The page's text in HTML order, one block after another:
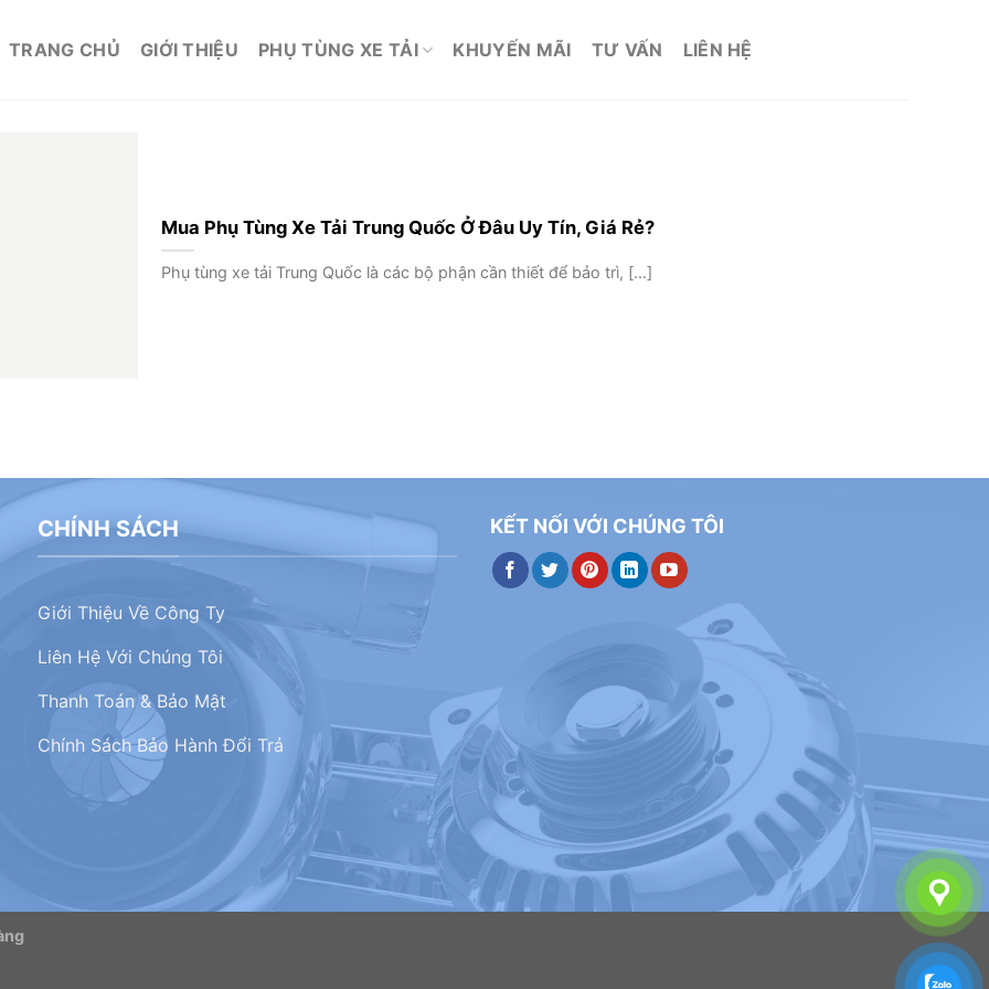
TRANG CHỦ GIỚI THIỆU PHỤ TÙNG XE TẢI KHUYẾN MÃI TƯ VẤN LIÊN HỆ
Mua Phụ Tùng Xe Tải Trung Quốc Ở Đâu Uy Tín, Giá Rẻ?
Phụ tùng xe tải Trung Quốc là các bộ phận cần thiết để bảo trì, [...]
CHÍNH SÁCH
Giới Thiệu Về Công Ty
Liên Hệ Với Chúng Tôi
Thanh Toán & Bảo Mật
Chính Sách Bảo Hành Đổi Trả
KẾT NỐI VỚI CHÚNG TÔI